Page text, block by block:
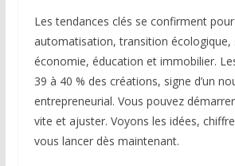
Les tendances clés se confirment
automatisation, transition écologique,
économie, éducation et immobilier.
39 à 40 % des créations, signe d’un
entrepreneurial. Vous pouvez
vite et ajuster. Voyons les idées,
vous lancer dès maintenant.